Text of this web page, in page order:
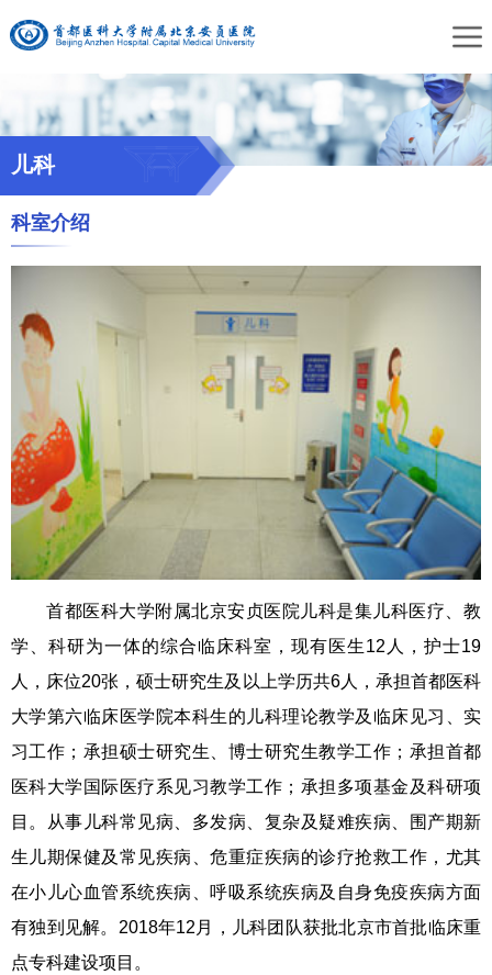
儿科
科室介绍
首都医科大学附属北京安贞医院儿科是集儿科医疗、教
学、科研为一体的综合临床科室，现有医生12人，护士19
人，床位20张，硕士研究生及以上学历共6人，承担首都医科
大学第六临床医学院本科生的儿科理论教学及临床见习、实
习工作；承担硕士研究生、博士研究生教学工作；承担首都
医科大学国际医疗系见习教学工作；承担多项基金及科研项
目。从事儿科常见病、多发病、复杂及疑难疾病、围产期新
生儿期保健及常见疾病、危重症疾病的诊疗抢救工作，尤其
在小儿心血管系统疾病、呼吸系统疾病及自身免疫疾病方面
有独到见解。2018年12月，儿科团队获批北京市首批临床重
点专科建设项目。